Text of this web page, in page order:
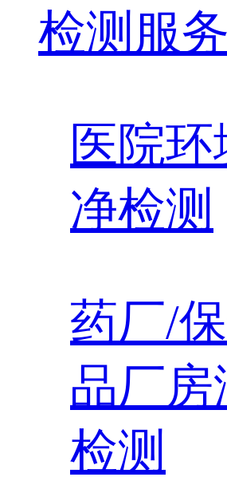
检测服务
医院
净检测
药厂/
品厂房
检测